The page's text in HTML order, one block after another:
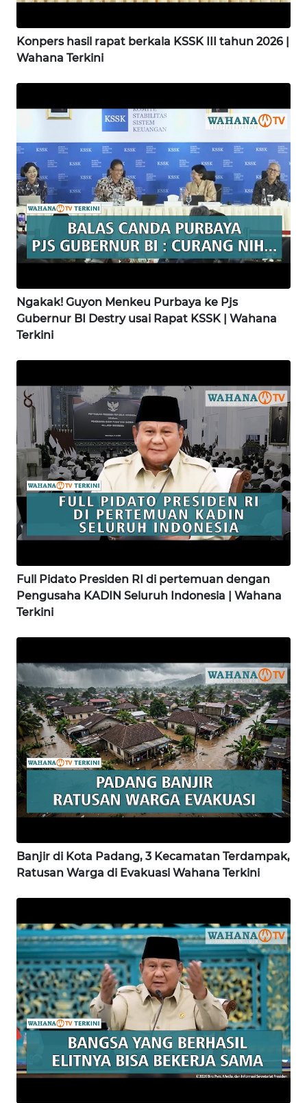
Konpers hasil rapat berkala KSSK III tahun 2026 |
Wahana Terkini
Ngakak! Guyon Menkeu Purbaya ke Pjs
Gubernur BI Destry usai Rapat KSSK | Wahana
Terkini
Full Pidato Presiden RI di pertemuan dengan
Pengusaha KADIN Seluruh Indonesia | Wahana
Terkini
Banjir di Kota Padang, 3 Kecamatan Terdampak,
Ratusan Warga di Evakuasi Wahana Terkini
GORONTALO
WN
WN
MALUT
DAIRI
DANAU
TOBA
WN
WN
LANGKAT
WN
TAPANULI
SELATAN
LESUNG
WN
SIMALUNGUN
WN
LABUHANBATU
WN
TAPANULI
TENGAH
WN DELI
SERDANG
WN
TEBING
TINGGI
PAKPAK
WN
KARAWANG
WN
BEKASI
BOGOR